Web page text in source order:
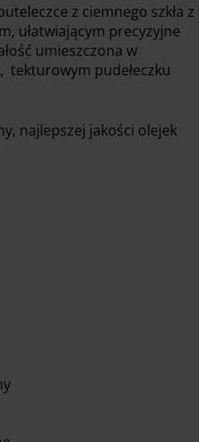
z ciemnego szkła z
ułatwiającym precyzyjne
umieszczona w
tekturowym pudełeczku
najlepszej jakości olejek